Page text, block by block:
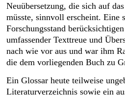
Neuübersetzung, die sich auf
müsste, sinnvoll erscheint. Eine
Forschungsstand
umfassender Texttreue und
nach wie vor aus und war ihm
die dem vorliegenden Buch zu
Ein Glossar heute teilweise
Literaturverzeichnis sowie ein